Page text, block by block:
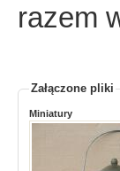
razem
Załączone pliki
Miniatury